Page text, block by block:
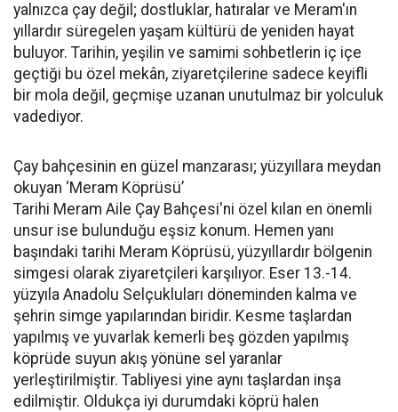
yalnızca çay değil; dostluklar, hatıralar ve Meram'ın
yıllardır süregelen yaşam kültürü de yeniden hayat
buluyor. Tarihin, yeşilin ve samimi sohbetlerin iç içe
geçtiği bu özel mekân, ziyaretçilerine sadece keyifli
bir mola değil, geçmişe uzanan unutulmaz bir yolculuk
vadediyor.
Çay bahçesinin en güzel manzarası; yüzyıllara meydan
okuyan ‘Meram Köprüsü’
Tarihi Meram Aile Çay Bahçesi'ni özel kılan en önemli
unsur ise bulunduğu eşsiz konum. Hemen yanı
başındaki tarihi Meram Köprüsü, yüzyıllardır bölgenin
simgesi olarak ziyaretçileri karşılıyor. Eser 13.-14.
yüzyıla Anadolu Selçukluları döneminden kalma ve
şehrin simge yapılarından biridir. Kesme taşlardan
yapılmış ve yuvarlak kemerli beş gözden yapılmış
köprüde suyun akış yönüne sel yaranlar
yerleştirilmiştir. Tabliyesi yine aynı taşlardan inşa
edilmiştir. Oldukça iyi durumdaki köprü halen